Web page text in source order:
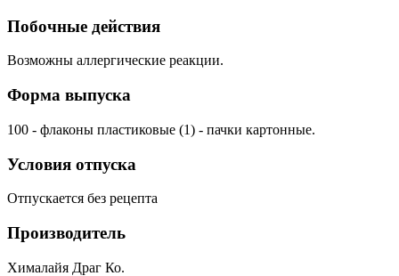
Побочные действия
Возможны аллергические реакции.
Форма выпуска
100 - флаконы пластиковые (1) - пачки картонные.
Условия отпуска
Отпускается без рецепта
Производитель
Хималайя Драг Ко.